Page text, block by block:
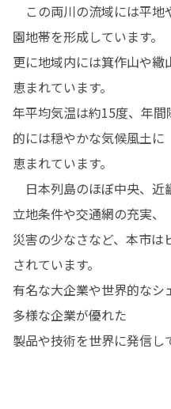
この両川の流域には平地
園地帯を形成しています。
更に地域内には箕作山や
恵まれています。
年平均気温は約15度、年
的には穏やかな気候風土に
恵まれています。
日本列島のほぼ中央、近
立地条件や交通網の充実、
災害の少なさなど、本市は
されています。
有名な大企業や世界的な
多様な企業が優れた
製品や技術を世界に発信し